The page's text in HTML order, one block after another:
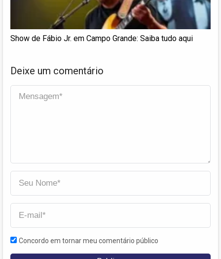
Show de Fábio Jr. em Campo Grande: Saiba tudo aqui
Deixe um comentário
Concordo em tornar meu comentário público